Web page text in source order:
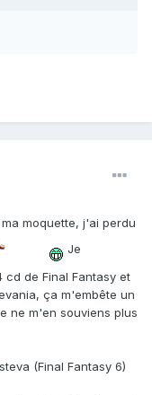
moquette, j'ai perdu
Je
de Final Fantasy et
ça m'embête un
ne m'en souviens plus
(Final Fantasy 6)